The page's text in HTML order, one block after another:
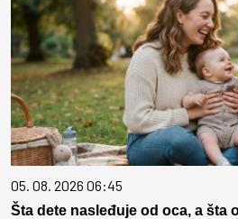
05. 08. 2026 06:45
Šta dete nasleđuje od oca, a šta